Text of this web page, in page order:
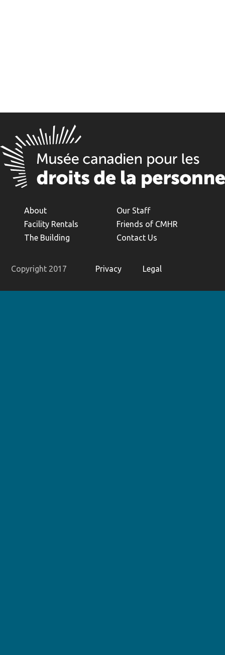
About
Facility Rentals
The Building
Our Staff
Friends of CMHR
Contact Us
Copyright 2017 Privacy Legal